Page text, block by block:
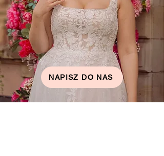
NAPISZ DO NAS